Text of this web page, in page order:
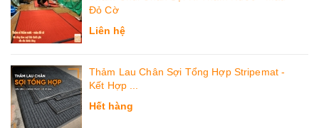
Đỏ Cờ
Liên hệ
Thảm Lau Chân Sợi Tổng Hợp Stripemat -
Kết Hợp ...
Hết hàng